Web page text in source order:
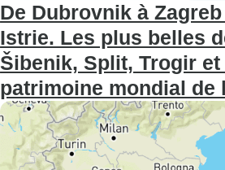
De Dubrovnik à
Istrie. Les plus belles
Šibenik, Split, Trogir
patrimoine mondial de